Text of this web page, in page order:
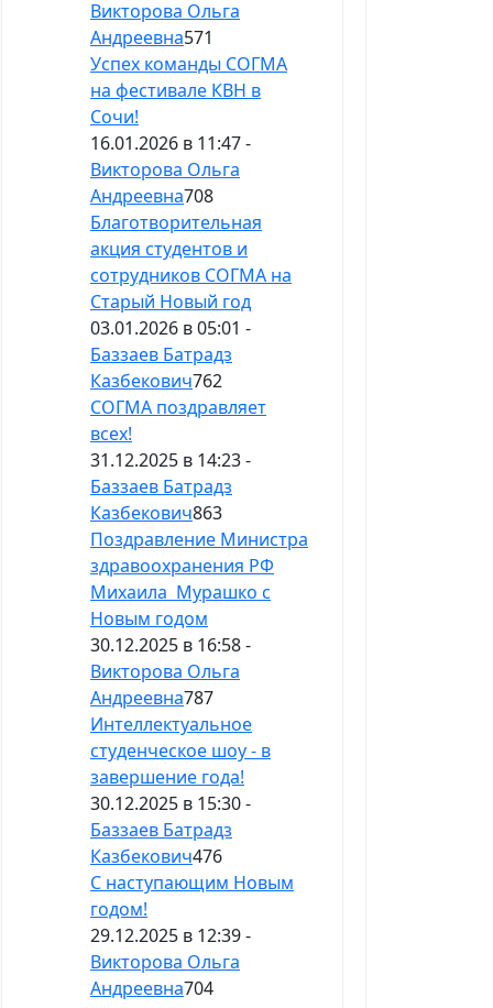
Викторова Ольга
Андреевна571
Успех команды СОГМА
на фестивале КВН в
Сочи!
16.01.2026 в 11:47 -
Викторова Ольга
Андреевна708
Благотворительная
акция студентов и
сотрудников СОГМА на
Старый Новый год
03.01.2026 в 05:01 -
Баззаев Батрадз
Казбекович762
СОГМА поздравляет
всех!
31.12.2025 в 14:23 -
Баззаев Батрадз
Казбекович863
Поздравление Министра
здравоохранения РФ
Михаила Мурашко с
Новым годом
30.12.2025 в 16:58 -
Викторова Ольга
Андреевна787
Интеллектуальное
студенческое шоу - в
завершение года!
30.12.2025 в 15:30 -
Баззаев Батрадз
Казбекович476
С наступающим Новым
годом!
29.12.2025 в 12:39 -
Викторова Ольга
Андреевна704